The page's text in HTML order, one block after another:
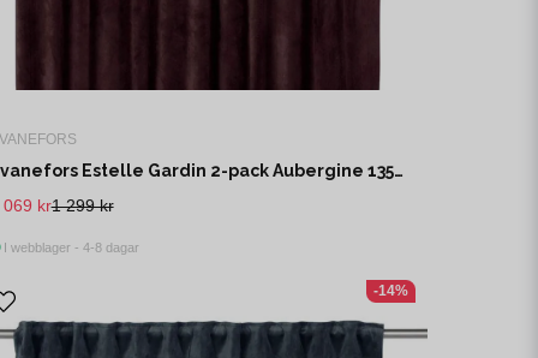
Svanefors Estelle Gardin 2-pack Aubergine 135x280 cm
1 299 kr
069 kr
I webblager - 4-8 dagar
-14%